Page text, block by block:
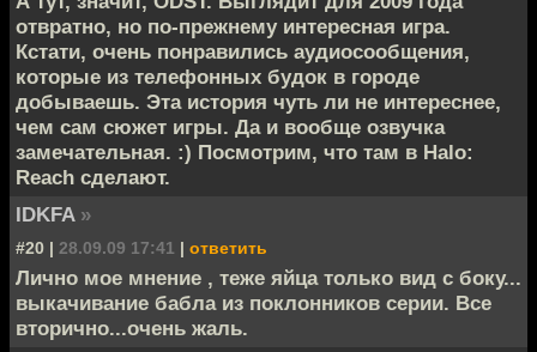
отвратно, но по-прежнему интересная игра.
Кстати, очень понравились аудиосообщения,
которые из телефонных будок в городе
добываешь. Эта история чуть ли не интереснее,
чем сам сюжет игры. Да и вообще озвучка
замечательная. :) Посмотрим, что там в Halo:
Reach сделают.
IDKFA »
#20 | 28.09.09 17:41 | ответить
Лично мое мнение , теже яйца только вид с боку...
выкачивание бабла из поклонников серии. Все
вторично...очень жаль.